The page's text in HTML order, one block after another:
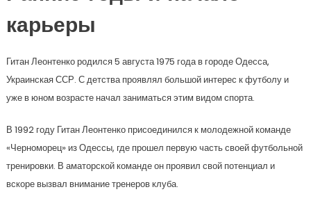
карьеры
Гитан Леонтенко родился 5 августа 1975 года в городе Одесса,
Украинская ССР. С детства проявлял большой интерес к футболу и
уже в юном возрасте начал заниматься этим видом спорта.
В 1992 году Гитан Леонтенко присоединился к молодежной команде
«Черноморец» из Одессы, где прошел первую часть своей футбольной
тренировки. В аматорской команде он проявил свой потенциал и
вскоре вызвал внимание тренеров клуба.